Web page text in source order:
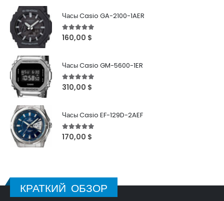
Часы Casio GA-2100-1AER
5out of 5
160,00 $
Часы Casio GM-5600-1ER
5out of 5
310,00 $
Часы Casio EF-129D-2AEF
5out of 5
170,00 $
КРАТКИЙ ОБЗОР